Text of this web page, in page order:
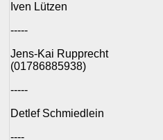
Iven Lützen
-----
Jens-Kai Rupprecht
(01786885938)
-----
Detlef Schmiedlein
----